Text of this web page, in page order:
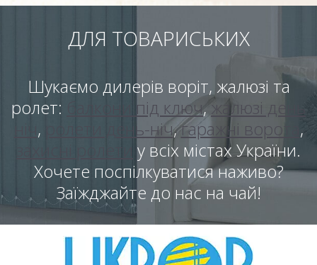
ДЛЯ ТОВАРИСЬКИХ
Шукаємо дилерів воріт, жалюзі та
ролет:
балкони під ключ,жалюзі день
, ролети день-ніч,гаражні ворота ,
у всіх містах України.
Хочете поспілкуватися наживо?
Заїжджайте до нас на чай!